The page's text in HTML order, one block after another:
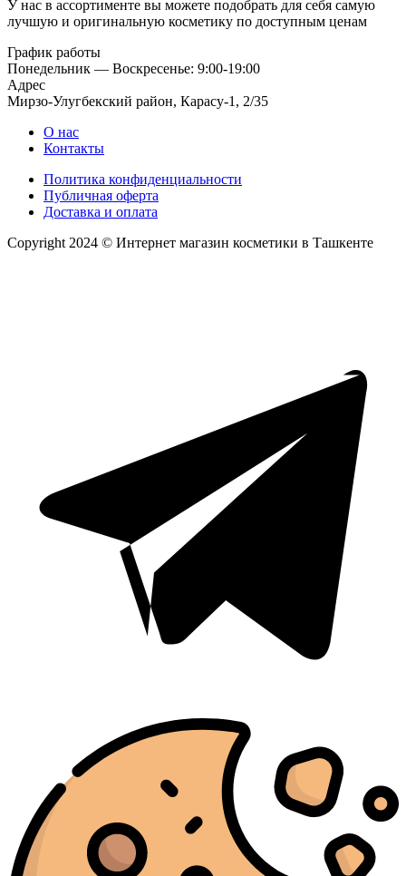
У нас в ассортименте вы можете подобрать для себя самую
лучшую и оригинальную косметику по доступным ценам
График работы
Понедельник — Воскресенье: 9:00-19:00
Адрес
Мирзо-Улугбекский район, Карасу-1, 2/35
О нас
Контакты
Политика конфиденциальности
Публичная оферта
Доставка и оплата
Copyright 2024 © Интернет магазин косметики в Ташкенте